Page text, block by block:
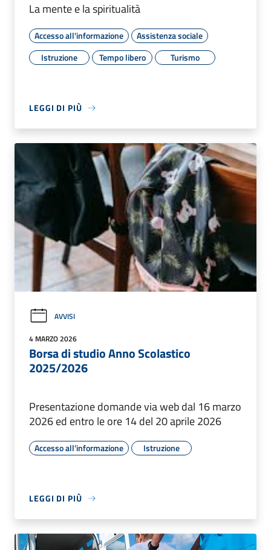
La mente e la spiritualità
Accesso all'informazione
Assistenza sociale
Istruzione
Tempo libero Turismo
LEGGI DI PIÙ
AVVISI
4 MARZO 2026
Borsa di studio Anno Scolastico
2025/2026
Presentazione domande via web dal 16 marzo
2026 ed entro le ore 14 del 20 aprile 2026
Accesso all'informazione Istruzione
LEGGI DI PIÙ